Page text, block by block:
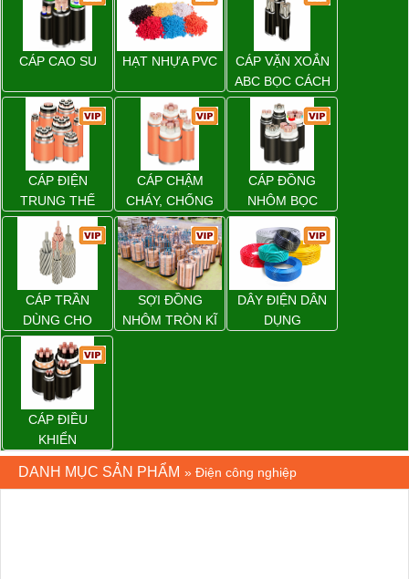
CÁP CAO SU HẠT NHỰA PVC
CÁP VẶN XOẮN
ABC BỌC CÁCH
ĐIỆN XLPE
CÁP ĐIỆN
TRUNG THẾ
CÁP CHẬM
CHÁY, CHỐNG
CHÁY
CÁP ĐỒNG
NHÔM BỌC
CÁP TRẦN
DÙNG CHO
ĐƯỜNG DÂY
TẢI ĐIỆN TRÊN
KHÔNG
SỢI ĐỒNG
NHÔM TRÒN KĨ
DÂY ĐIỆN DÂN
DỤNG
CÁP ĐIỀU
KHIỂN
DANH MỤC SẢN PHẨM » Điện công nghiệp